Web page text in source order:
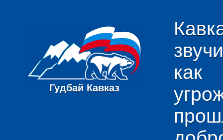
Гудбай Кавказ